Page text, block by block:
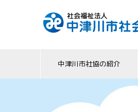
中津川市社協の紹介